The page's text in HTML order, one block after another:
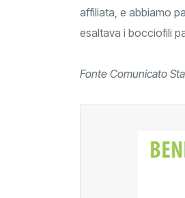
affiliata, e abbiamo
esaltava i bocciofili
Fonte Comunicato